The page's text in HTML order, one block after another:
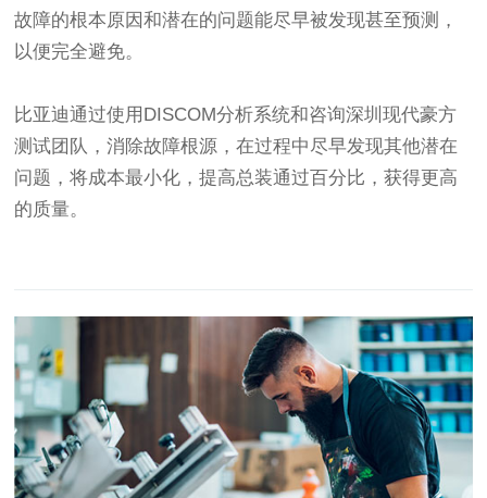
故障的根本原因和潜在的问题能尽早被发现甚至预测，
以便完全避免。
比亚迪通过使用DISCOM分析系统和咨询深圳现代豪方
测试团队，消除故障根源，在过程中尽早发现其他潜在
问题，将成本最小化，提高总装通过百分比，获得更高
的质量。